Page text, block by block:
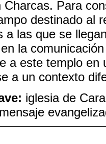
Charcas. Para
destinado al
a las que se
la
a este templo en
a un contexto
iglesia de